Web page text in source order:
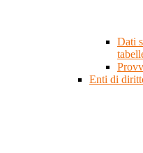
Dati
Enti di